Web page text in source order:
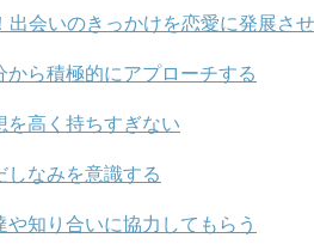
出会いのきっかけを恋愛に発展さ
から積極的にアプローチする
を高く持ちすぎない
しなみを意識する
や知り合いに協力してもらう